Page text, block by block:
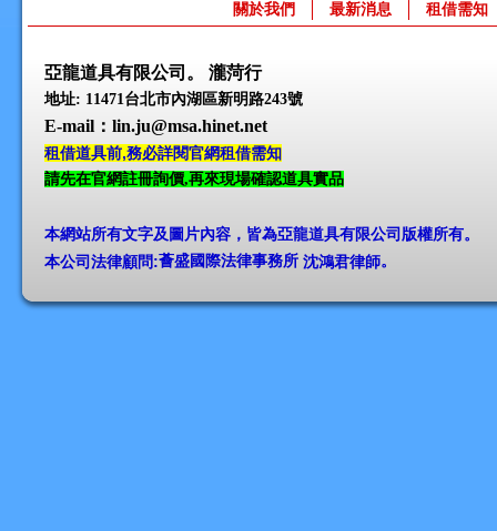
關於我們 最新消息 租借需知
亞龍道具有限公司。 瀧菏行
地址: 11471台北市內湖區新明路243號
E-mail ：lin.ju@msa.hinet.net
租借道具前,務必詳閱官網租借需知
請先在官網註冊詢價,再來現場確認道具實品
本網站所有文字及圖片內容，皆為亞龍道具有限公司版權所有。
本公司法律顧問:薈盛國際法律事務所 沈鴻君律師。